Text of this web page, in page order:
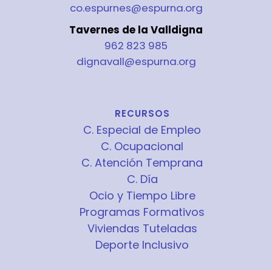
co.espurnes@espurna.org
Tavernes de la Valldigna
962 823 985
dignavall@espurna.org
RECURSOS
C. Especial de Empleo
C. Ocupacional
C. Atención Temprana
C. Día
Ocio y Tiempo Libre
Programas Formativos
Viviendas Tuteladas
Deporte Inclusivo